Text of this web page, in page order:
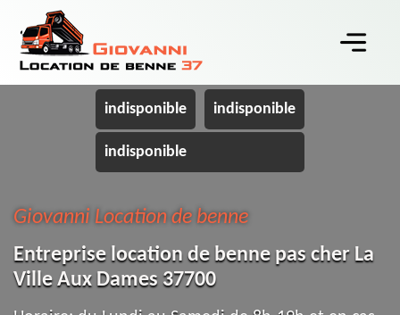
indisponible indisponible
indisponible
Giovanni Location de benne
Entreprise location de benne pas cher La
Ville Aux Dames 37700